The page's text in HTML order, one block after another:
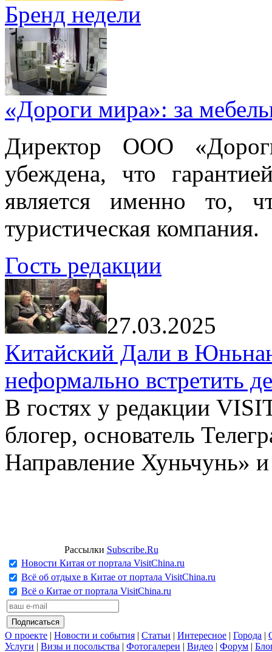
Бренд недели
«Дороги мира»: за
Директор ООО
убеждена, что
является именно то,
туристическая компания.
Гость редакции
27.03.2025
Китайский Дали в
неформально встретить
В гостях у редакции
блогер, основатель
Направление Хуньчунь»
Рассылки Subscribe.Ru
Новости Китая от портала VisitChina.ru
Всё об отдыхе в Китае от портала VisitChina.ru
Всё о Китае от портала VisitChina.ru
О проекте | Новости и события | Статьи | Интересное | Города |
Услуги | Визы и посольства | Фотогалереи | Видео | Форум |